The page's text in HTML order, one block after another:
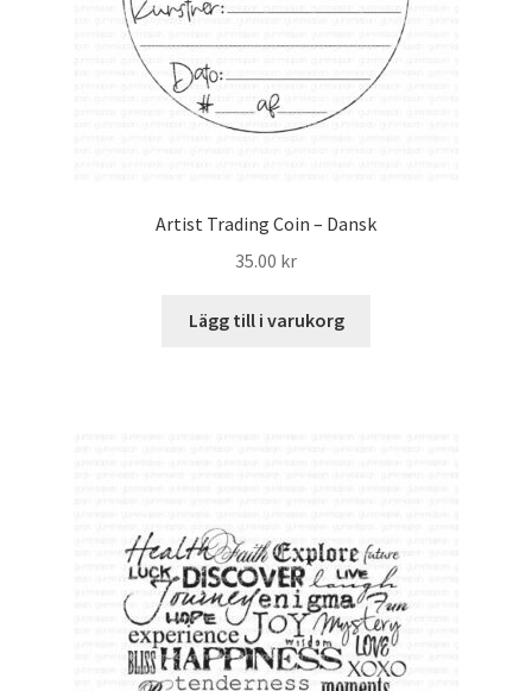
Artist Trading Coin – Dansk
35.00 kr
Lägg till i varukorg